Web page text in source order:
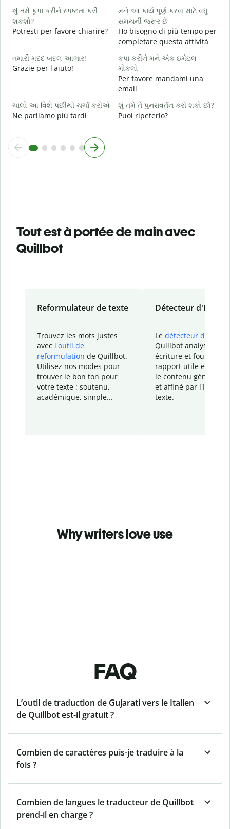
શું તમે કૃપા કરીને સ્પષ્ટતા કરી
શકશો?
Potresti per favore chiarire?
મને આ કાર્ય પૂર્ણ કરવા માટે વધુ
સમયની જરૂર છે
Ho bisogno di più tempo per
completare questa attività
તમારી મદદ બદલ આભાર!
Grazie per l'aiuto!
કૃપા કરીને મને એક ઇમેઇલ
મોકલો
Per favore mandami una
email
ચાલો આ વિશે પછીથી ચર્ચા કરીએ
Ne parliamo più tardi
શું તમે તે પુનરાવર્તન કરી શકો છો?
Puoi ripeterlo?
Tout est à portée de main avec
Quillbot
Reformulateur de texte
Trouvez les mots justes
avec l'outil de
reformulation de Quillbot.
Utilisez nos modes pour
trouver le bon ton pour
votre texte : soutenu,
académique, simple...
Détecteur d'IA
Le détecteur d'IA
Quillbot analyse votre
écriture et fournit un
rapport utile et
le contenu généré
et affiné par l'IA
texte.
Why writers love use
FAQ
L’outil de traduction de Gujarati vers le Italien
de Quillbot est-il gratuit ?
Combien de caractères puis-je traduire à la
fois ?
Combien de langues le traducteur de Quillbot
prend-il en charge ?